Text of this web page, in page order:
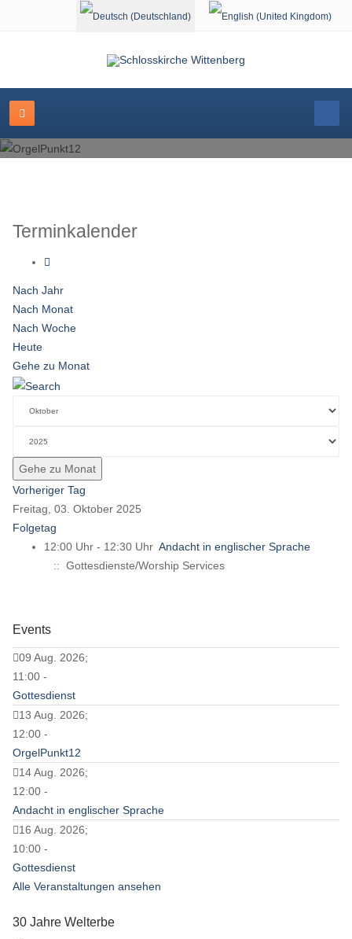
Sprache auswählen
Terminkalender
Nach Jahr
Nach Monat
Nach Woche
Heute
Gehe zu Monat
Gehe zu Monat
Vorheriger Tag
Freitag, 03. Oktober 2025
Folgetag
12:00 Uhr - 12:30 Uhr Andacht in englischer Sprache
:: Gottesdienste/Worship Services
Events
09 Aug. 2026;
11:00 -
Gottesdienst
13 Aug. 2026;
12:00 -
OrgelPunkt12
14 Aug. 2026;
12:00 -
Andacht in englischer Sprache
16 Aug. 2026;
10:00 -
Gottesdienst
Alle Veranstaltungen ansehen
30 Jahre Welterbe